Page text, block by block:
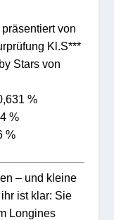
von
Kl.S***
Stars von
%
%
%
– und kleine
ist klar: Sie
Longines